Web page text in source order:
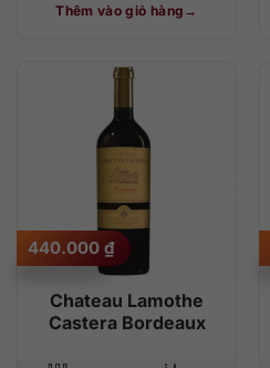
Thêm vào giỏ hàng
Chateau Lamothe
Castera Bordeaux
440.000 ₫